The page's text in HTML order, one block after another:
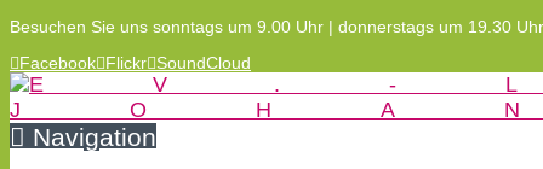
Besuchen Sie uns sonntags um 9.00 Uhr | donnerstags um 19.30 Uhr
Facebook Flickr SoundCloud
Navigation